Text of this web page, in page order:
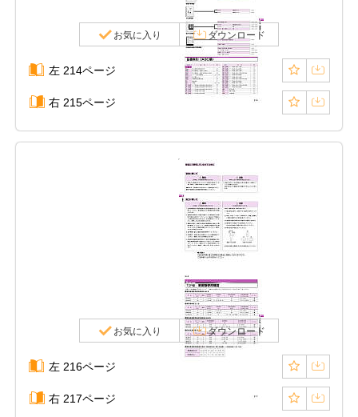
お気に入り ダウンロード
左 214ページ
右 215ページ
お気に入り ダウンロード
左 216ページ
右 217ページ